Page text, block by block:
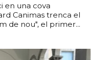
en una cova
Canimas trenca el
de nou", el primer...